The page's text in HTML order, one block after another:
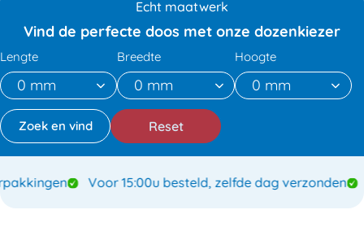
Echt maatwerk
Vind de perfecte doos met onze dozenkiezer
Lengte Breedte Hoogte
Reset
Voor 15:00u besteld, zelfde dag verzonden